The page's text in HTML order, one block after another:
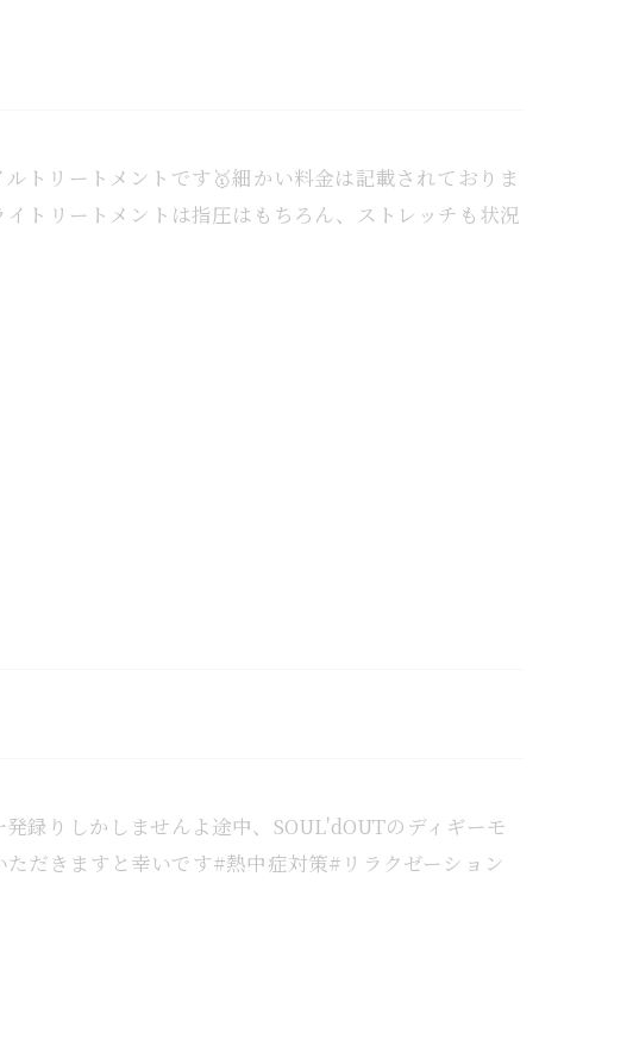
トリートメントです🥇⁡細かい料金は記載されておりま
トリートメントは指圧はもちろん、ストレッチも状況
録りしかしませんよ途中、SOUL'dOUTのディギーモ
だきますと幸いです⁡#熱中症対策#リラクゼーション